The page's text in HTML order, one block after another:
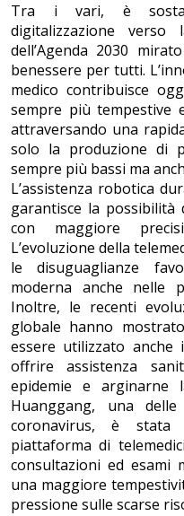
Tra i vari, è
digitalizzazione
dell’Agenda 2030
benessere per tutti.
medico contribuisce
sempre più tempestive
attraversando una
solo la produzione di
sempre più bassi ma
L’assistenza robotica
garantisce la
con maggiore
L’evoluzione della
le disuguaglianze
moderna anche nelle
Inoltre, le recenti
globale hanno
essere utilizzato anche
offrire assistenza
epidemie e arginarne
Huanggang, una
coronavirus, è stata
piattaforma di
consultazioni ed esami
una maggiore
pressione sulle scarse